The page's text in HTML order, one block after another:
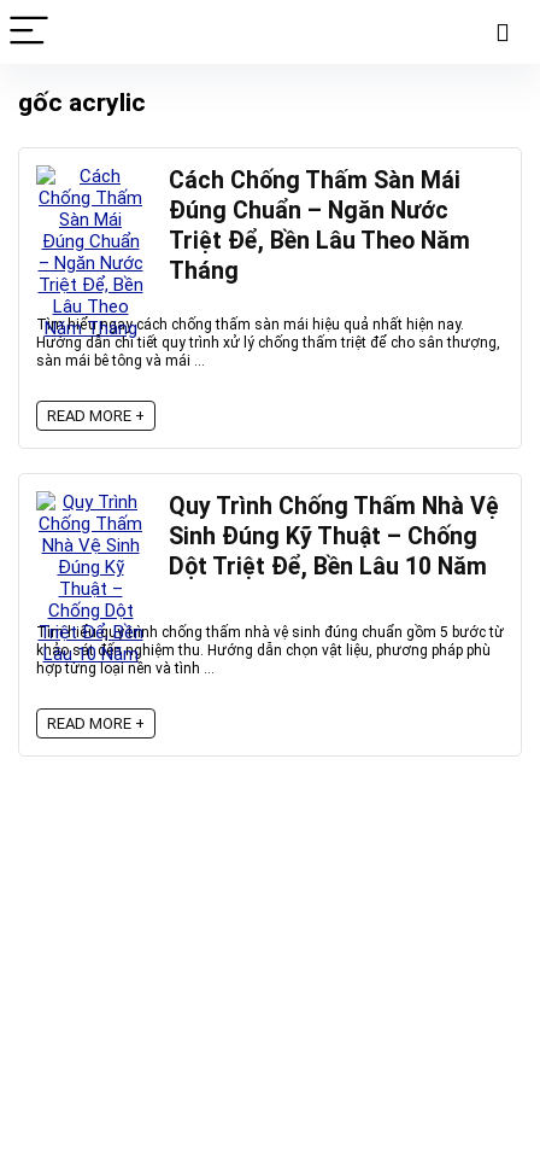
gốc acrylic
Cách Chống Thấm Sàn Mái
Đúng Chuẩn – Ngăn Nước
Triệt Để, Bền Lâu Theo Năm
Tháng
Tìm hiểu ngay cách chống thấm sàn mái hiệu quả nhất hiện nay.
Hướng dẫn chi tiết quy trình xử lý chống thấm triệt để cho sân thượng,
sàn mái bê tông và mái ...
READ MORE +
Quy Trình Chống Thấm Nhà Vệ
Sinh Đúng Kỹ Thuật – Chống
Dột Triệt Để, Bền Lâu 10 Năm
Tìm hiểu quy trình chống thấm nhà vệ sinh đúng chuẩn gồm 5 bước từ
khảo sát đến nghiệm thu. Hướng dẫn chọn vật liệu, phương pháp phù
hợp từng loại nền và tình ...
READ MORE +